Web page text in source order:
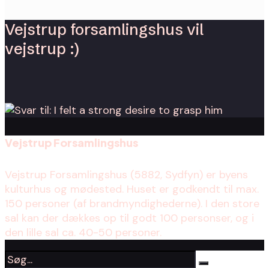
Vejstrup forsamlingshus vil
vejstrup :)
Vejstrup Forsamlingshus
Vejstrup Forsamlingshus (5882, Sydfyn) er byens
kulturhus og mødested. Huset er godkendt til max.
150 personer (af brandmyndighederne). I den store
sal kan der dækkes op til godt 100 personser, og i
den lille sal ca. 40-50 personer.